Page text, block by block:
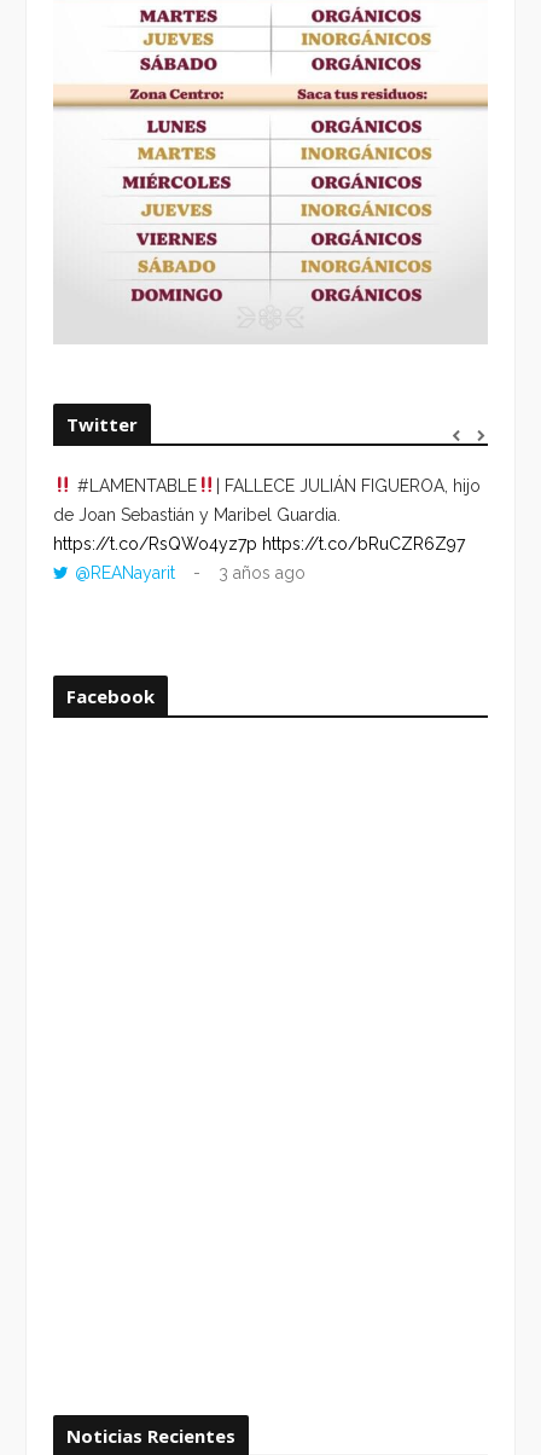
Twitter
#LAMENTABLE
| FALLECE JULIÁN FIGUEROA, hijo
de Joan Sebastián y Maribel Guardia.
https://t.co/RsQWo4yz7p https://t.co/bRuCZR6Z97
@REANayarit
3 años ago
Facebook
Noticias Recientes